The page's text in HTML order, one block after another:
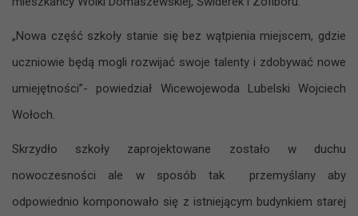
„Nowa część szkoły stanie się bez wątpienia miejscem, gdzie
uczniowie będą mogli rozwijać swoje talenty i zdobywać nowe
umiejętności”- powiedział Wicewojewoda Lubelski Wojciech
Wołoch.
Skrzydło szkoły zaprojektowane zostało w duchu
nowoczesności ale w sposób tak przemyślany aby
odpowiednio komponowało się z istniejącym budynkiem starej